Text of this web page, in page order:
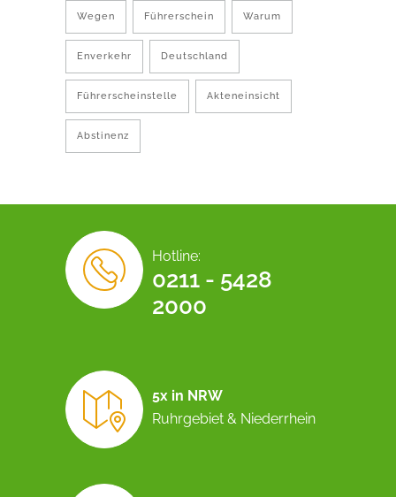
Wegen Führerschein Warum
Enverkehr Deutschland
Führerscheinstelle Akteneinsicht
Abstinenz
Hotline:
0211 - 5428
2000
5x in NRW
Ruhrgebiet & Niederrhein